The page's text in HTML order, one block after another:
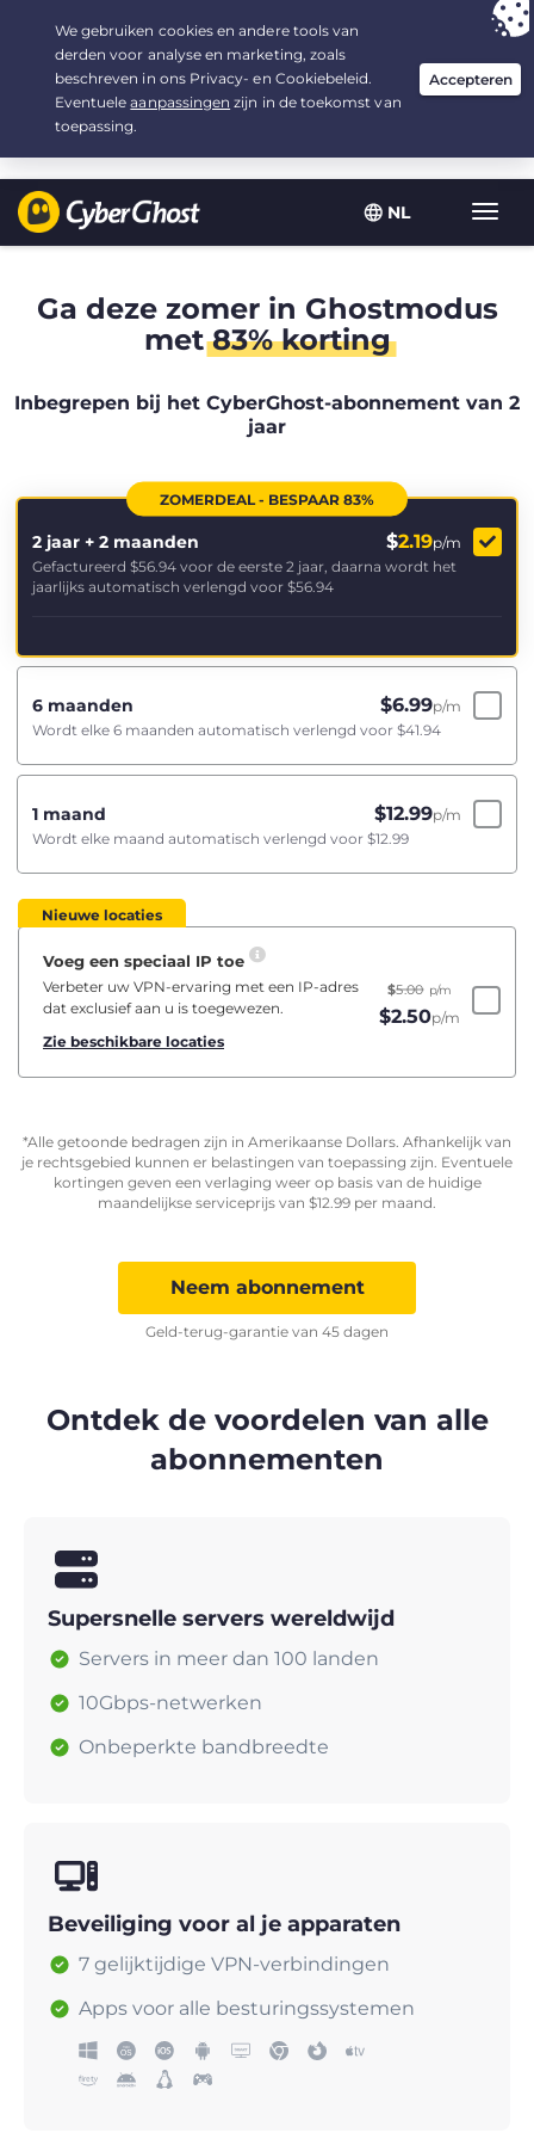
NL
Uw keuze:de beste aanbiedingvoor 2.1666666666667 jaar, voor $
2.19/maand
Ga deze zomer in Ghostmodus
met83% korting
Inbegrepen bij het CyberGhost-abonnement van 2
jaar
ZOMERDEAL - BESPAAR 83%
2 jaar + 2 maanden $2.19p/m
Gefactureerd $56.94 voor de eerste 2 jaar, daarna wordt het
jaarlijks automatisch verlengd voor $56.94
6 maanden $6.99p/m
Wordt elke 6 maanden automatisch verlengd voor $41.94
1 maand $12.99p/m
Wordt elke maand automatisch verlengd voor $12.99
Nieuwe locaties
Voeg een speciaal IP toe
Verbeter uw VPN-ervaring met een IP-adres
dat exclusief aan u is toegewezen.
Zie beschikbare locaties
$5.00 p/m
$2.50p/m
*Alle getoonde bedragen zijn in Amerikaanse Dollars. Afhankelijk van
je rechtsgebied kunnen er belastingen van toepassing zijn. Eventuele
kortingen geven een verlaging weer op basis van de huidige
maandelijkse serviceprijs van $12.99 per maand.
Neem abonnement
Geld-terug-garantie van 45 dagen
Ontdek de voordelen van alle
abonnementen
Supersnelle servers wereldwijd
Servers in meer dan 100 landen
10Gbps-netwerken
Onbeperkte bandbreedte
Beveiliging voor al je apparaten
7 gelijktijdige VPN-verbindingen
Apps voor alle besturingssystemen